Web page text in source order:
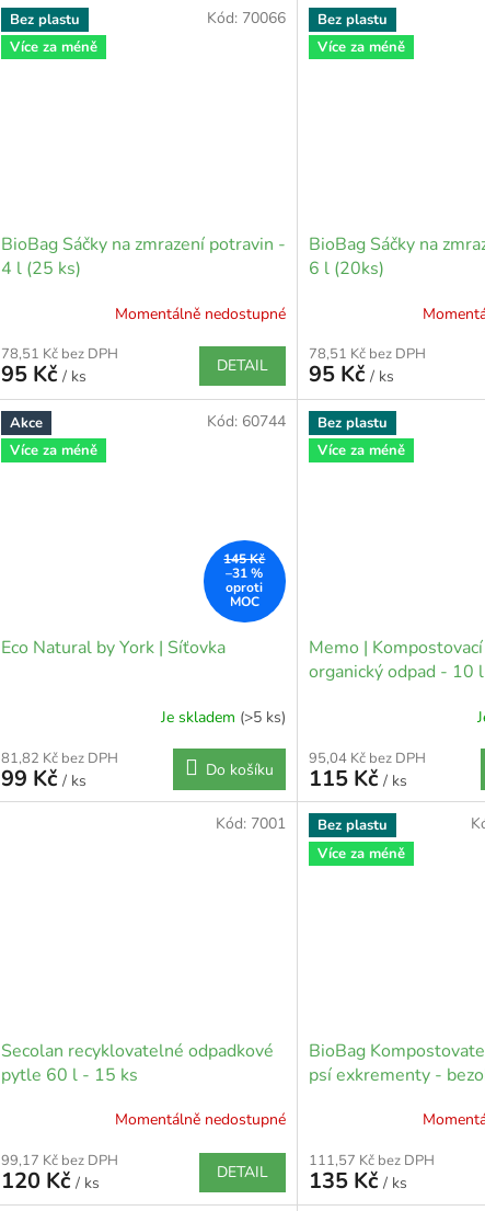
Bez plastu
Více za méně
BioBag Sáčky na zmrazení potravin -
4 l (25 ks)
Momentálně nedostupné
78,51 Kč bez DPH
95 Kč / ks
DETAIL
Kód: 70066
Bez plastu
Více za méně
BioBag Sáčky na
6 l (20ks)
78,51 Kč bez DPH
95 Kč / ks
Akce
Více za méně
145 Kč
–31 %
Eco Natural by York | Síťovka
Je skladem (>5 ks)
81,82 Kč bez DPH
99 Kč / ks
Do košíku
Kód: 60744
Bez plastu
Více za méně
Memo |
organický odpad - 10
95,04 Kč bez DPH
115 Kč / ks
Secolan recyklovatelné odpadkové
pytle 60 l - 15 ks
Momentálně nedostupné
99,17 Kč bez DPH
120 Kč / ks
DETAIL
Kód: 7001
Bez plastu
Více za méně
BioBag
psí exkrementy -
111,57 Kč bez DPH
135 Kč / ks